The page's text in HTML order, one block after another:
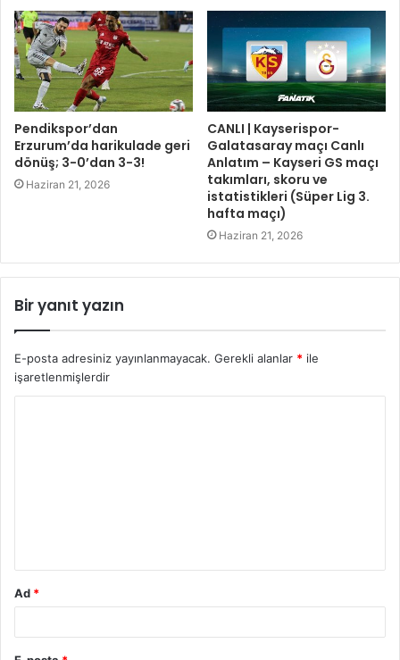
Pendikspor’dan
Erzurum’da harikulade geri
dönüş; 3-0’dan 3-3!
Haziran 21, 2026
CANLI | Kayserispor-
Galatasaray maçı Canlı
Anlatım – Kayseri GS maçı
takımları, skoru ve
istatistikleri (Süper Lig 3.
hafta maçı)
Haziran 21, 2026
Bir yanıt yazın
E-posta adresiniz yayınlanmayacak. Gerekli alanlar * ile
işaretlenmişlerdir
Ad *